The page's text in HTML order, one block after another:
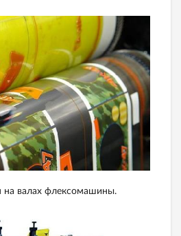
на валах флексомашины.